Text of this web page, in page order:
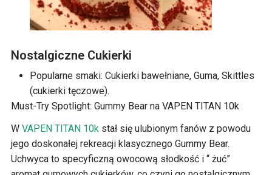
Nostalgiczne Cukierki
Popularne smaki: Cukierki bawełniane, Guma, Skittles
(cukierki tęczowe).
Must-Try Spotlight: Gummy Bear na VAPEN TITAN 10k
WVAPEN TITAN 10k stał się ulubionym fanów z powodu
jego doskonałej rekreacji klasycznego Gummy Bear.
Uchwyca to specyficzną owocową słodkość i “ żuć”